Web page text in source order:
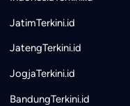
JatimTerkini.id
JatengTerkini.id
JogjaTerkini.id
BandungTerkini.id